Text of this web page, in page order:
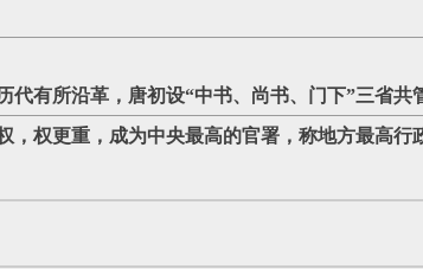
代有所沿革，唐初设“中书、尚书、门下”三省共
，权更重，成为中央最高的官署，称地方最高